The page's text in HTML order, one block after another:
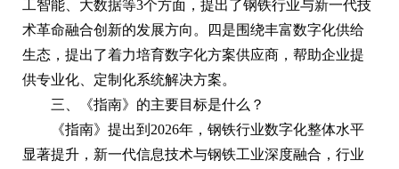
工智能、大数据等3个方面，提出了钢铁行业与新一代技
术革命融合创新的发展方向。四是围绕丰富数字化供给
生态，提出了着力培育数字化方案供应商，帮助企业提
供专业化、定制化系统解决方案。
三、《指南》的主要目标是什么？
《指南》提出到2026年，钢铁行业数字化整体水平
显著提升，新一代信息技术与钢铁工业深度融合，行业